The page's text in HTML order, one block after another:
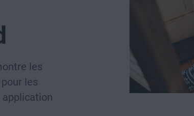
les
les
application